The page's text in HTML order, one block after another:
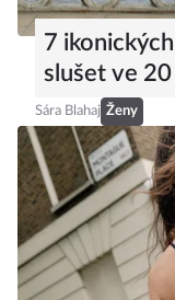
7
slušet ve
Sára Blahaj Ženy